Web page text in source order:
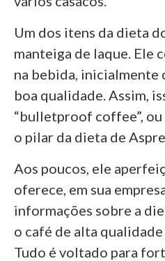
Um dos itens da dieta
manteiga de Iaque. Ele
na bebida, inicialmente
boa qualidade. Assim,
“bulletproof coffee”, ou
o pilar da dieta de
Aos poucos, ele
oferece, em sua
informações sobre a
o café de alta
Tudo é voltado para